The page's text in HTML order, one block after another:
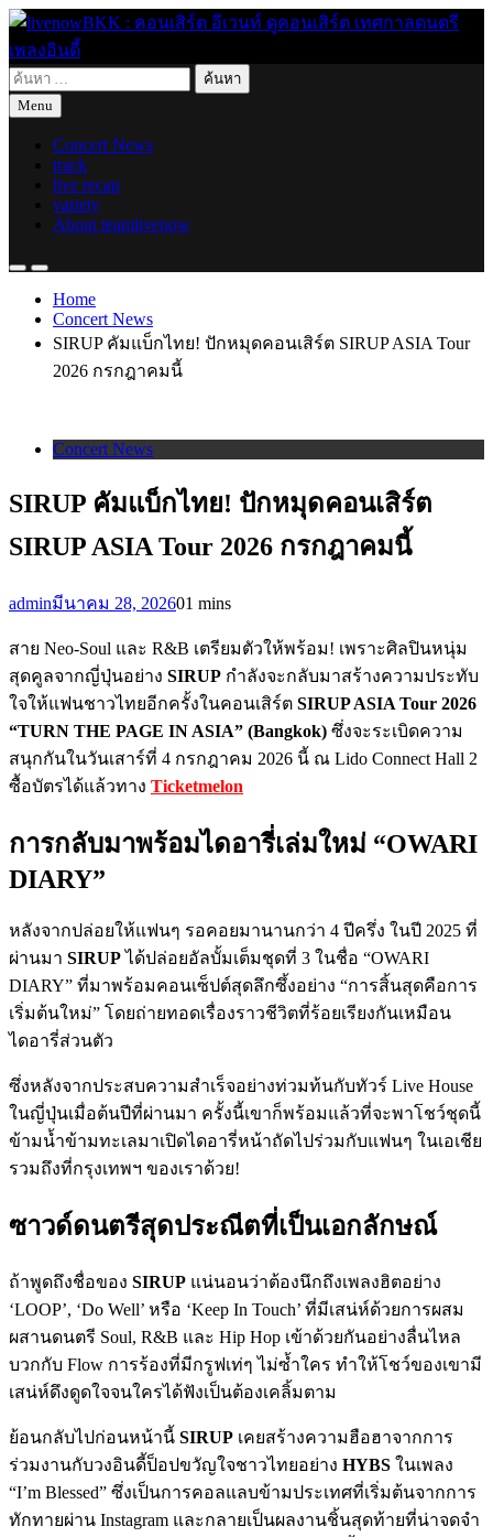
Skip
content
livenowBKK : คอนเสิร์ต อีเวนท์ ดูคอนเสิร์ต เทศกาลดนตรี เพลง
อินดี้
live for today
ค้นหา
สำหรับ:
Menu
Concert News
track
live recap
variety
About teamlivenow
Home
Concert News
SIRUP คัมแบ็กไทย! ปักหมุดคอนเสิร์ต SIRUP ASIA Tour
2026 กรกฎาคมนี้
Concert News
SIRUP คัมแบ็กไทย! ปักหมุดคอนเสิร์ต
SIRUP ASIA Tour 2026 กรกฎาคมนี้
adminมีนาคม 28, 202601 mins
สาย Neo-Soul และ R&B เตรียมตัวให้พร้อม! เพราะศิลปินหนุ่ม
สุดคูลจากญี่ปุ่นอย่าง SIRUP กำลังจะกลับมาสร้างความประทับ
ใจให้แฟนชาวไทยอีกครั้งในคอนเสิร์ต SIRUP ASIA Tour 2026
“TURN THE PAGE IN ASIA” (Bangkok) ซึ่งจะระเบิดความ
สนุกกันในวันเสาร์ที่ 4 กรกฎาคม 2026 นี้ ณ Lido Connect Hall 2
ซื้อบัตรได้แล้วทาง Ticketmelon
การกลับมาพร้อมไดอารี่เล่มใหม่ “OWARI
DIARY”
หลังจากปล่อยให้แฟนๆ รอคอยมานานกว่า 4 ปีครึ่ง ในปี 2025 ที่
ผ่านมา SIRUPได้ปล่อยอัลบั้มเต็มชุดที่ 3 ในชื่อ “OWARI
DIARY” ที่มาพร้อมคอนเซ็ปต์สุดลึกซึ้งอย่าง “การสิ้นสุดคือการ
เริ่มต้นใหม่” โดยถ่ายทอดเรื่องราวชีวิตที่ร้อยเรียงกันเหมือน
ไดอารี่ส่วนตัว
ซึ่งหลังจากประสบความสำเร็จอย่างท่วมท้นกับทัวร์ Live House
ในญี่ปุ่นเมื่อต้นปีที่ผ่านมา ครั้งนี้เขาก็พร้อมแล้วที่จะพาโชว์ชุดนี้
ข้ามน้ำข้ามทะเลมาเปิดไดอารี่หน้าถัดไปร่วมกับแฟนๆ ในเอเชีย
รวมถึงที่กรุงเทพฯ ของเราด้วย!
ซาวด์ดนตรีสุดประณีตที่เป็นเอกลักษณ์
ถ้าพูดถึงชื่อของ SIRUP แน่นอนว่าต้องนึกถึงเพลงฮิตอย่าง
‘LOOP’, ‘Do Well’ หรือ ‘Keep In Touch’ ที่มีเสน่ห์ด้วยการผสม
ผสานดนตรี Soul, R&B และ Hip Hop เข้าด้วยกันอย่างลื่นไหล
บวกกับ Flow การร้องที่มีกรูฟเท่ๆ ไม่ซ้ำใคร ทำให้โชว์ของเขามี
เสน่ห์ดึงดูดใจจนใครได้ฟังเป็นต้องเคลิ้มตาม
ย้อนกลับไปก่อนหน้านี้ SIRUP เคยสร้างความฮือฮาจากการ
ร่วมงานกับวงอินดี้ป็อปขวัญใจชาวไทยอย่าง HYBS ในเพลง
“I’m Blessed” ซึ่งเป็นการคอลแลบข้ามประเทศที่เริ่มต้นจากการ
ทักทายผ่าน Instagram และกลายเป็นผลงานชิ้นสุดท้ายที่น่าจดจำ